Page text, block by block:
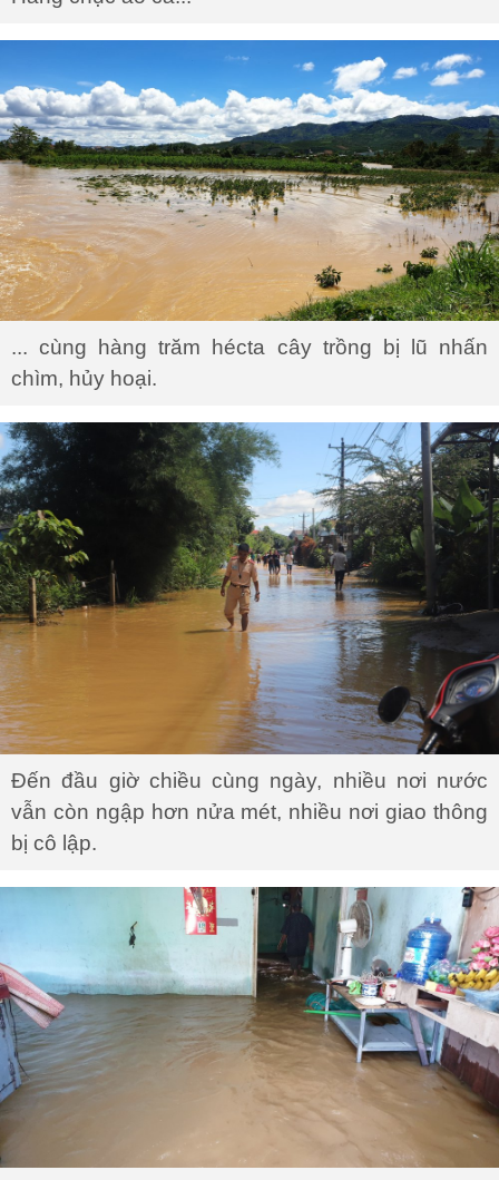
... cùng hàng trăm hécta cây trồng bị lũ nhấn
chìm, hủy hoại.
Đến đầu giờ chiều cùng ngày, nhiều nơi nước
vẫn còn ngập hơn nửa mét, nhiều nơi giao thông
bị cô lập.